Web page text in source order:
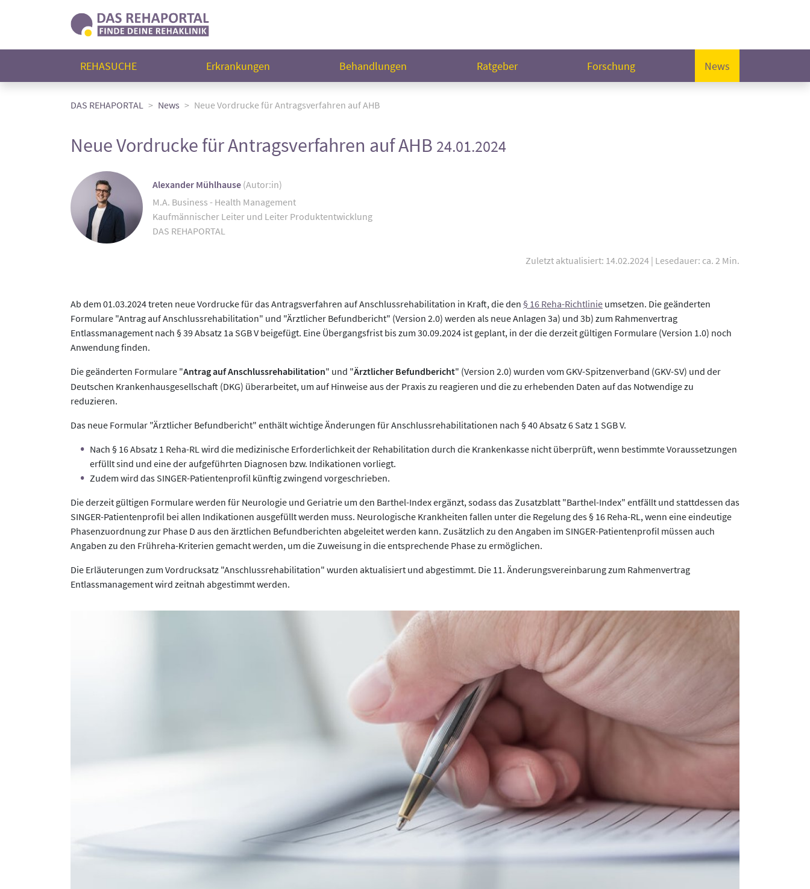
REHASUCHE Erkrankungen Behandlungen Ratgeber Forschung News
DAS REHAPORTAL News Neue Vordrucke für Antragsverfahren auf AHB
Neue Vordrucke für Antragsverfahren auf AHB 24.01.2024
Alexander Mühlhause (Autor:in)
M.A. Business - Health Management
Kaufmännischer Leiter und Leiter Produktentwicklung
DAS REHAPORTAL
Zuletzt aktualisiert: 14.02.2024 | Lesedauer: ca. 2 Min.
Ab dem 01.03.2024 treten neue Vordrucke für das Antragsverfahren auf Anschlussrehabilitation in Kraft, die den § 16 Reha-Richtlinie umsetzen. Die geänderten
Formulare "Antrag auf Anschlussrehabilitation" und "Ärztlicher Befundbericht" (Version 2.0) werden als neue Anlagen 3a) und 3b) zum Rahmenvertrag
Entlassmanagement nach § 39 Absatz 1a SGB V beigefügt. Eine Übergangsfrist bis zum 30.09.2024 ist geplant, in der die derzeit gültigen Formulare (Version 1.0) noch
Anwendung finden.
Die geänderten Formulare "Antrag auf Anschlussrehabilitation" und "Ärztlicher Befundbericht" (Version 2.0) wurden vom GKV-Spitzenverband (GKV-SV) und der
Deutschen Krankenhausgesellschaft (DKG) überarbeitet, um auf Hinweise aus der Praxis zu reagieren und die zu erhebenden Daten auf das Notwendige zu
reduzieren.
Das neue Formular "Ärztlicher Befundbericht" enthält wichtige Änderungen für Anschlussrehabilitationen nach § 40 Absatz 6 Satz 1 SGB V.
Nach § 16 Absatz 1 Reha-RL wird die medizinische Erforderlichkeit der Rehabilitation durch die Krankenkasse nicht überprüft, wenn bestimmte Voraussetzungen
erfüllt sind und eine der aufgeführten Diagnosen bzw. Indikationen vorliegt.
Zudem wird das SINGER-Patientenprofil künftig zwingend vorgeschrieben.
Die derzeit gültigen Formulare werden für Neurologie und Geriatrie um den Barthel-Index ergänzt, sodass das Zusatzblatt "Barthel-Index" entfällt und stattdessen das
SINGER-Patientenprofil bei allen Indikationen ausgefüllt werden muss. Neurologische Krankheiten fallen unter die Regelung des § 16 Reha-RL, wenn eine eindeutige
Phasenzuordnung zur Phase D aus den ärztlichen Befundberichten abgeleitet werden kann. Zusätzlich zu den Angaben im SINGER-Patientenprofil müssen auch
Angaben zu den Frühreha-Kriterien gemacht werden, um die Zuweisung in die entsprechende Phase zu ermöglichen.
Die Erläuterungen zum Vordrucksatz "Anschlussrehabilitation" wurden aktualisiert und abgestimmt. Die 11. Änderungsvereinbarung zum Rahmenvertrag
Entlassmanagement wird zeitnah abgestimmt werden.